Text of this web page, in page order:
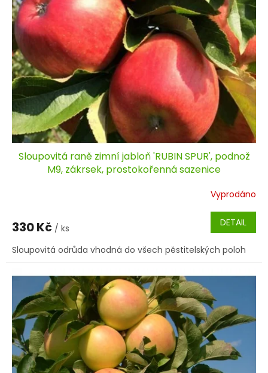
Sloupovitá raně zimní jabloň 'RUBIN SPUR', podnož
M9, zákrsek, prostokořenná sazenice
Vyprodáno
330 Kč / ks DETAIL
Sloupovitá odrůda vhodná do všech pěstitelských poloh